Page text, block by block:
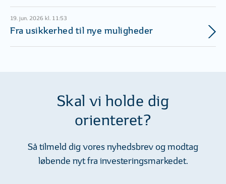
19. jun. 2026 kl. 11:53
Fra usikkerhed til nye muligheder
Skal vi holde dig
orienteret?
Så tilmeld dig vores nyhedsbrev og modtag
løbende nyt fra investeringsmarkedet.